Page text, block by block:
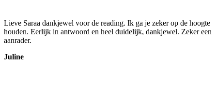
Lieve Saraa dankjewel voor de reading. Ik ga je zeker op de hoogte
houden. Eerlijk in antwoord en heel duidelijk, dankjewel. Zeker een
aanrader.
Juline